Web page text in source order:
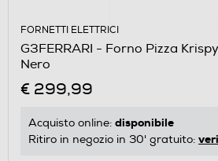
FORNETTI ELETTRICI
G3FERRARI - Forno Pizza
Nero
€ 299,99
Acquisto online: disponibile
Ritiro in negozio in 30' gratuito: